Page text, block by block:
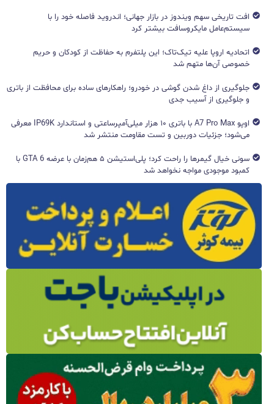
افت تاریخی سهم ویندوز در بازار جهانی؛ اندروید فاصله خود را با
سیستم‌عامل مایکروسافت بیشتر کرد
اتحادیه اروپا علیه تیک‌تاک؛ این پلتفرم به حفاظت از کودکان و حریم
خصوصی آن‌ها متهم شد
جلوگیری از داغ شدن گوشی در خودرو؛ راهکارهای ساده برای محافظت از باتری
و جلوگیری از آسیب جدی
اوپو A7 Pro Max با باتری ۱۰ هزار میلی‌آمپرساعتی و استاندارد IP69K معرفی
می‌شود؛ جزئیات دوربین و تست مقاومت منتشر شد
سونی خیال گیمرها را راحت کرد؛ پلی‌استیشن ۵ هم‌زمان با عرضه GTA 6 با
کمبود موجودی مواجه نخواهد شد